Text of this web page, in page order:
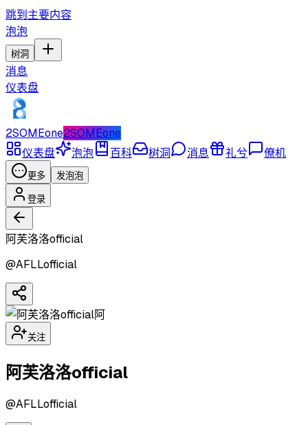
跳到主要内容
泡泡
树洞
消息
仪表盘
2SOMEone2SOMEone
仪表盘
泡泡 百科 树洞 消息 礼兮 僚机
更多 发泡泡
登录
阿芙洛洛official
@AFLLofficial
阿
关注
阿芙洛洛official
@AFLLofficial